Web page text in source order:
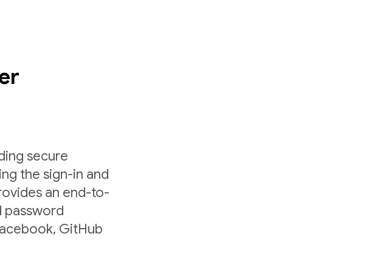
secure
the sign-in and
an end-to-
password
GitHub